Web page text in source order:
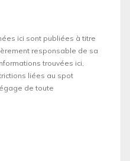
ici sont publiées à titre
responsable de sa
trouvées ici,
liées au spot
de toute